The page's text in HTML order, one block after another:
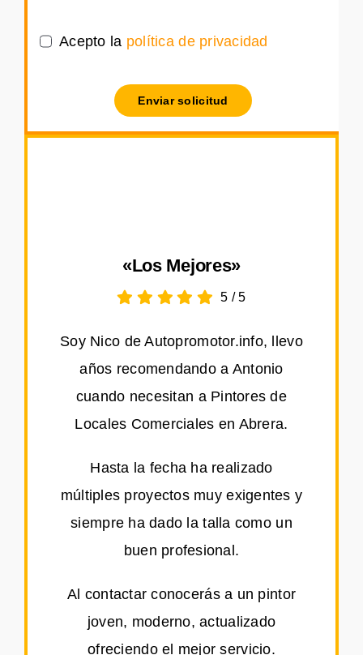
Acepto la política de privacidad
Enviar solicitud
«Los Mejores»
5 /5
Soy Nico de Autopromotor.info, llevo
años recomendando a Antonio
cuando necesitan a Pintores de
Locales Comerciales en Abrera.
Hasta la fecha ha realizado
múltiples proyectos muy exigentes y
siempre ha dado la talla como un
buen profesional.
Al contactar conocerás a un pintor
joven, moderno, actualizado
ofreciendo el mejor servicio.